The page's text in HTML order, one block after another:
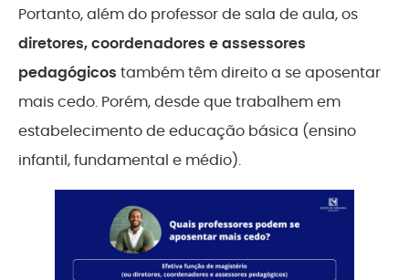
Portanto, além do professor de sala de aula, os
diretores, coordenadores e assessores
pedagógicos também têm direito a se aposentar
mais cedo. Porém, desde que trabalhem em
estabelecimento de educação básica (ensino
infantil, fundamental e médio).